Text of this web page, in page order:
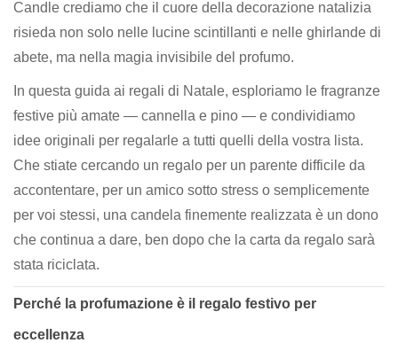
Candle crediamo che il cuore della decorazione natalizia
risieda non solo nelle lucine scintillanti e nelle ghirlande di
abete, ma nella magia invisibile del profumo.
In questa guida ai regali di Natale, esploriamo le fragranze
festive più amate — cannella e pino — e condividiamo
idee originali per regalarle a tutti quelli della vostra lista.
Che stiate cercando un regalo per un parente difficile da
accontentare, per un amico sotto stress o semplicemente
per voi stessi, una candela finemente realizzata è un dono
che continua a dare, ben dopo che la carta da regalo sarà
stata riciclata.
Perché la profumazione è il regalo festivo per
eccellenza